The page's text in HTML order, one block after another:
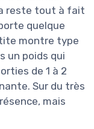
reste tout à fait
quelque
montre type
un poids qui
de 1 à 2
Sur du très
mais